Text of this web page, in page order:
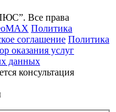
Все права
Политика
соглашение Политика
оказания услуг
данных
консультация